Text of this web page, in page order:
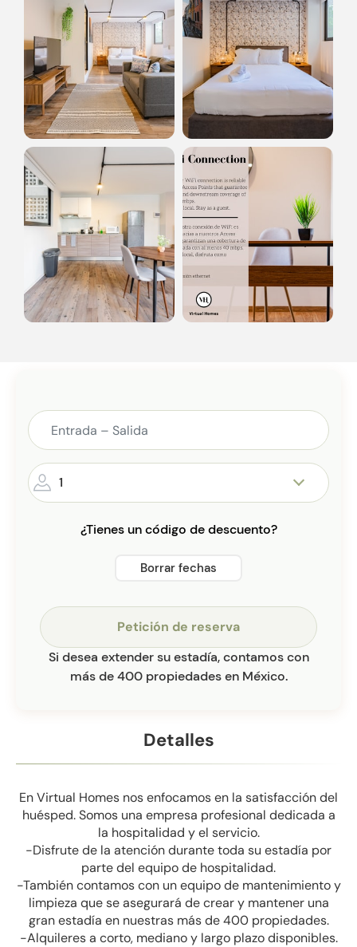
Detalles
En Virtual Homes nos enfocamos en la satisfacción del
huésped. Somos una empresa profesional dedicada a
la hospitalidad y el servicio.
-Disfrute de la atención durante toda su estadía por
parte del equipo de hospitalidad.
-También contamos con un equipo de mantenimiento y
limpieza que se asegurará de crear y mantener una
gran estadía en nuestras más de 400 propiedades.
-Alquileres a corto, mediano y largo plazo disponibles.
1
¿Tienes un código de descuento?
Borrar fechas
Petición de reserva
Si desea extender su estadía, contamos con
más de 400 propiedades en México.